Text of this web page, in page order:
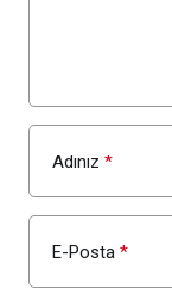
Adınız *
E-Posta *